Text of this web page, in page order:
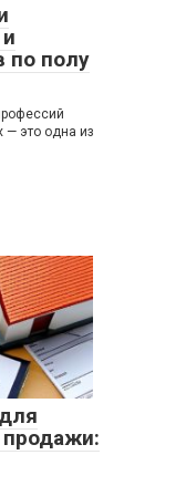
по полу
— это одна из
продажи: